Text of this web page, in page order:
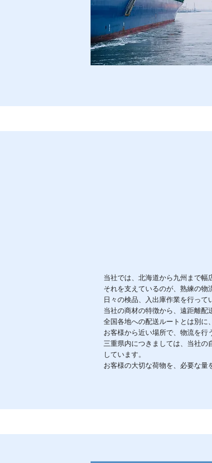
当社では、北海道から九州まで
それを支えているのが、熟練の物
日々の検品、入出庫作業を行って
当社の商材の特徴から、遠距離配
全国各地への配送ルートとは別に
お客様から近い場所で、物流を行
三重県内につきましては、当社
しています。
お客様の大切な荷物を、必要な量